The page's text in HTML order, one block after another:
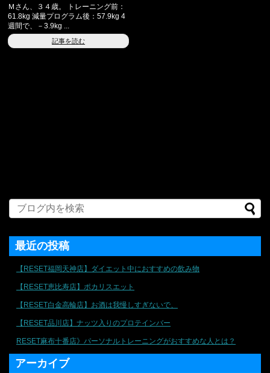
Ｍさん、３４歳。 トレーニング前：
61.8kg 減量プログラム後：57.9kg 4
週間で、－3.9kg ...
記事を読む
最近の投稿
【RESET福岡天神店】ダイエット中におすすめの飲み物
【RESET恵比寿店】ポカリスエット
【RESET白金高輪店】お酒は我慢しすぎないで、
【RESET品川店】ナッツ入りのプロテインバー
RESET麻布十番店》パーソナルトレーニングがおすすめな人とは？
アーカイブ